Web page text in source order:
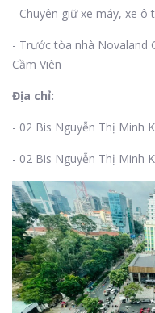
- Chuyên giữ xe máy, xe ô
- Trước tòa nhà Novaland
Cầm Viên
Địa chỉ:
- 02 Bis Nguyễn Thị Minh
- 02 Bis Nguyễn Thị Minh